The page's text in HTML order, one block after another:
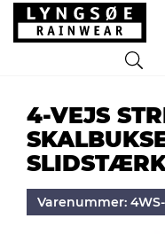
4-VEJS
Varenummer: